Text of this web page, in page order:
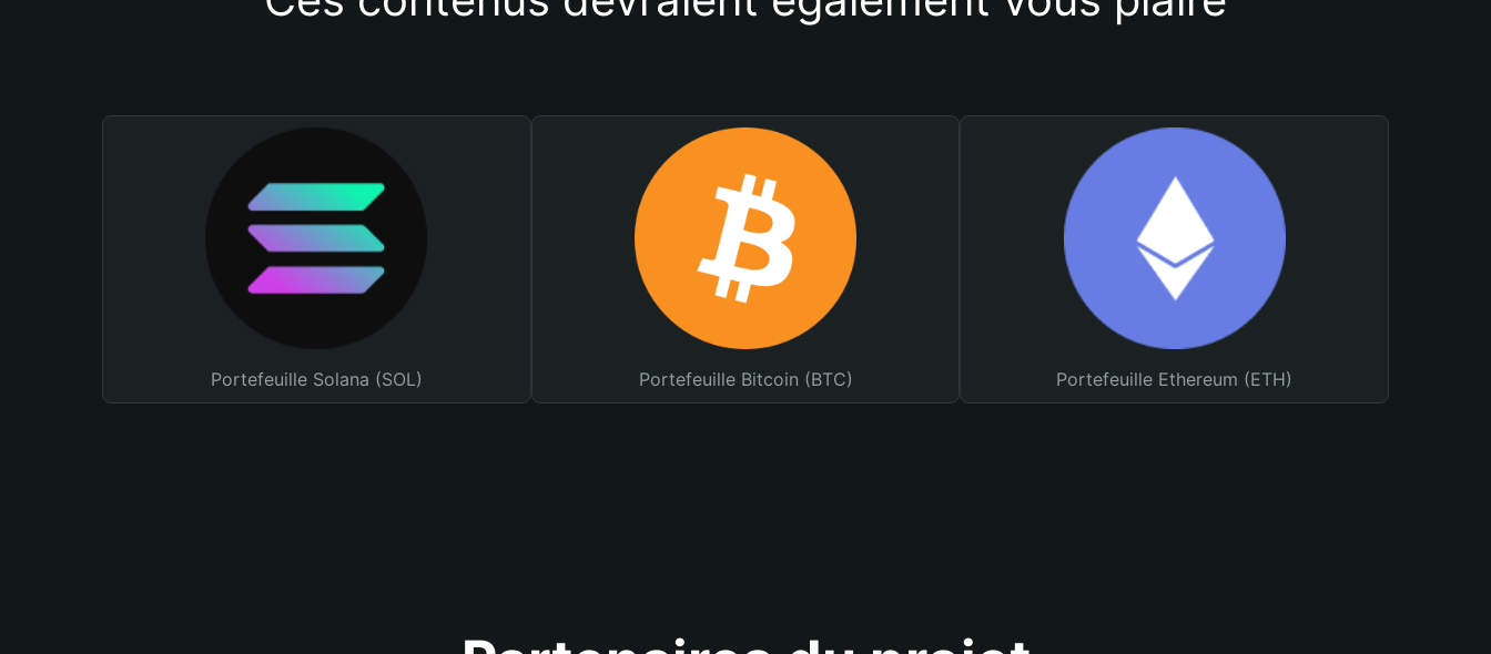
Portefeuille Solana (SOL) Portefeuille Bitcoin (BTC) Portefeuille Ethereum (ETH)